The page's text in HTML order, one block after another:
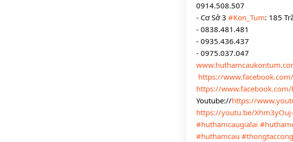
0914.508.507
- Cơ Sở 3 #Kon_Tum: 185
- 0838.481.481
- 0935.436.437
- 0975.037.047
https://
https://
Youtube://https://
https://youtu.be/
#huthamcaugialai
#huthamcau #thongtaccong